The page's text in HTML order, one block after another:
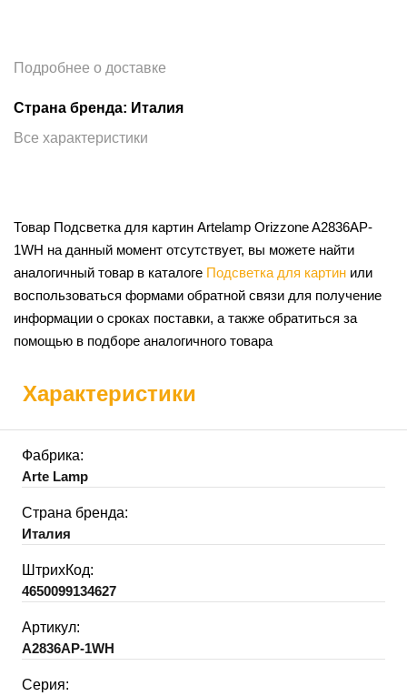
Подробнее о доставке
Страна бренда: Италия
Все характеристики
Товар Подсветка для картин Artelamp Orizzone A2836AP-
1WH на данный момент отсутствует, вы можете найти
аналогичный товар в каталоге Подсветка для картин или
воспользоваться формами обратной связи для получение
информации о сроках поставки, а также обратиться за
помощью в подборе аналогичного товара
Характеристики
Фабрика:
Arte Lamp
Страна бренда:
Италия
ШтрихКод:
4650099134627
Артикул:
A2836AP-1WH
Серия: